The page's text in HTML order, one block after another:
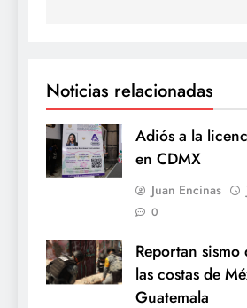
Noticias relacionadas
Adiós a la
en CDMX
Juan Encinas
0
Reportan
las costas de
Guatemala